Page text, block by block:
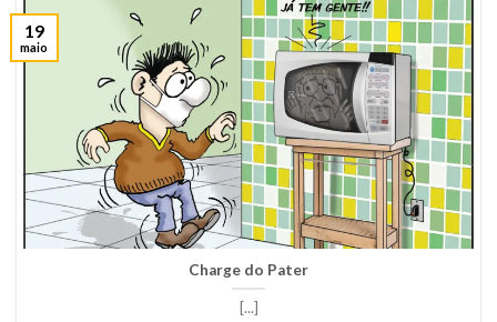
Charge do Pater
[...]
19
maio